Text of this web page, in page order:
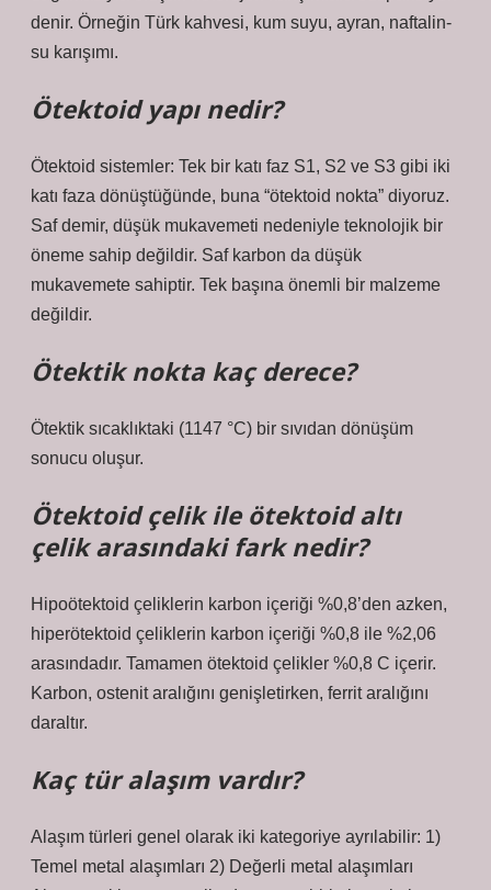
denir. Örneğin Türk kahvesi, kum suyu, ayran, naftalin-
su karışımı.
Ötektoid yapı nedir?
Ötektoid sistemler: Tek bir katı faz S1, S2 ve S3 gibi iki
katı faza dönüştüğünde, buna “ötektoid nokta” diyoruz.
Saf demir, düşük mukavemeti nedeniyle teknolojik bir
öneme sahip değildir. Saf karbon da düşük
mukavemete sahiptir. Tek başına önemli bir malzeme
değildir.
Ötektik nokta kaç derece?
Ötektik sıcaklıktaki (1147 °C) bir sıvıdan dönüşüm
sonucu oluşur.
Ötektoid çelik ile ötektoid altı
çelik arasındaki fark nedir?
Hipoötektoid çeliklerin karbon içeriği %0,8’den azken,
hiperötektoid çeliklerin karbon içeriği %0,8 ile %2,06
arasındadır. Tamamen ötektoid çelikler %0,8 C içerir.
Karbon, ostenit aralığını genişletirken, ferrit aralığını
daraltır.
Kaç tür alaşım vardır?
Alaşım türleri genel olarak iki kategoriye ayrılabilir: 1)
Temel metal alaşımları 2) Değerli metal alaşımları